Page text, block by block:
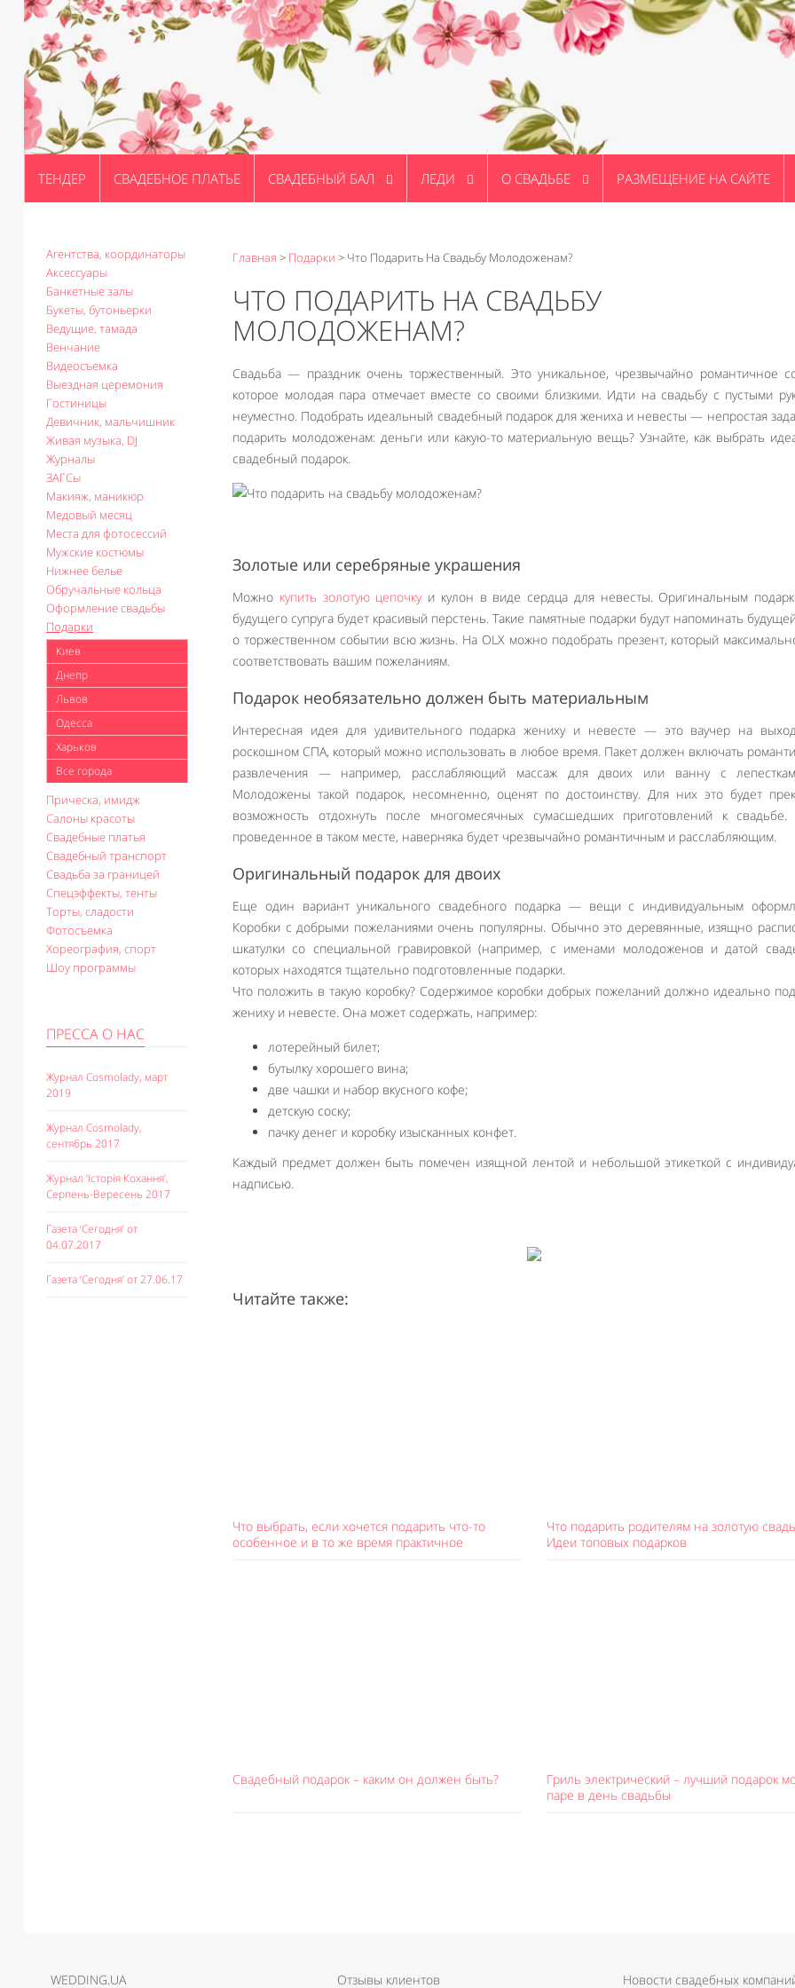
ТЕНДЕР СВАДЕБНОЕ ПЛАТЬЕ СВАДЕБНЫЙ БАЛ ЛЕДИ О СВАДЬБЕ РАЗМЕЩЕНИЕ НА САЙТЕ
Агентства, координаторы
Аксессуары
Банкетные залы
Букеты, бутоньерки
Ведущие, тамада
Венчание
Видеосъемка
Выездная церемония
Гостиницы
Девичник, мальчишник
Живая музыка, DJ
Журналы
ЗАГСы
Макияж, маникюр
Медовый месяц
Места для фотосессий
Мужские костюмы
Нижнее белье
Обручальные кольца
Оформление свадьбы
Подарки
Киев
Днепр
Львов
Одесса
Харьков
Все города
Прическа, имидж
Салоны красоты
Свадебные платья
Свадебный транспорт
Свадьба за границей
Спецэффекты, тенты
Торты, сладости
Фотосъемка
Хореография, спорт
Шоу программы
ПРЕССА О НАС
Журнал Cosmolady, март
2019
Журнал Cosmolady,
сентябрь 2017
Журнал ‘Історія Кохання’,
Серпень-Вересень 2017
Газета ‘Сегодня’ от
04.07.2017
Газета ‘Сегодня’ от 27.06.17
Главная > Подарки > Что Подарить На Свадьбу Молодоженам?
ЧТО ПОДАРИТЬ НА СВАДЬБУ
МОЛОДОЖЕНАМ?
Свадьба — праздник очень торжественный. Это уникальное, чрезвычайно романтичное
которое молодая пара отмечает вместе со своими близкими. Идти на свадьбу с пустыми
неуместно. Подобрать идеальный свадебный подарок для жениха и невесты — непростая
подарить молодоженам: деньги или какую-то материальную вещь? Узнайте, как выбрать
свадебный подарок.
Золотые или серебряные украшения
Можно купить золотую цепочкуи кулон в виде сердца для невесты. Оригинальным
будущего супруга будет красивый перстень. Такие памятные подарки будут напоминать
о торжественном событии всю жизнь. На OLX можно подобрать презент, который
соответствовать вашим пожеланиям.
Подарок необязательно должен быть материальным
Интересная идея для удивительного подарка жениху и невесте — это ваучер на
роскошном СПА, который можно использовать в любое время. Пакет должен включать
развлечения — например, расслабляющий массаж для двоих или ванну с
Молодожены такой подарок, несомненно, оценят по достоинству. Для них это будет
возможность отдохнуть после многомесячных сумасшедших приготовлений к свадьбе.
проведенное в таком месте, наверняка будет чрезвычайно романтичным и расслабляющим.
Оригинальный подарок для двоих
Еще один вариант уникального свадебного подарка — вещи с индивидуальным
Коробки с добрыми пожеланиями очень популярны. Обычно это деревянные, изящно
шкатулки со специальной гравировкой (например, с именами молодоженов и датой
которых находятся тщательно подготовленные подарки.
Что положить в такую ​​коробку? Содержимое коробки добрых пожеланий должно идеально
жениху и невесте. Она может содержать, например:
лотерейный билет;
бутылку хорошего вина;
две чашки и набор вкусного кофе;
детскую соску;
пачку денег и коробку изысканных конфет.
Каждый предмет должен быть помечен изящной лентой и небольшой этикеткой с
надписью.
Читайте также:
Что выбрать, если хочется подарить что-то
особенное и в то же время практичное
Что подарить родителям на золотую
Идеи топовых подарков
Свадебный подарок – каким он должен быть?
Гриль электрический – лучший подарок
паре в день свадьбы
Like It
WEDDING.UA Отзывы клиентов Новости свадебных